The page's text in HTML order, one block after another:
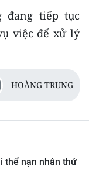
đang tiếp tục
việc để xử lý
HOÀNG TRUNG
thể nạn nhân thứ